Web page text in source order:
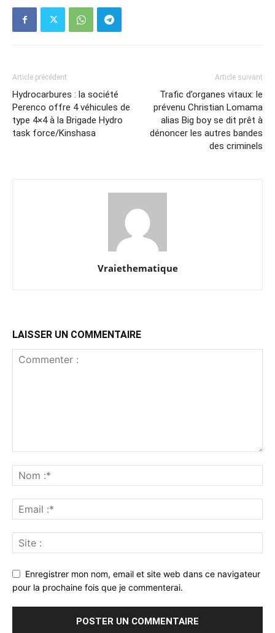
Article précédent
Hydrocarbures : la société
Perenco offre 4 véhicules de
type 4×4 à la Brigade Hydro
task force/Kinshasa
Article suivant
Trafic d’organes vitaux: le
prévenu Christian Lomama
alias Big boy se dit prêt à
dénoncer les autres bandes
des criminels
Vraiethematique
LAISSER UN COMMENTAIRE
Enregistrer mon nom, email et site web dans ce navigateur
pour la prochaine fois que je commenterai.